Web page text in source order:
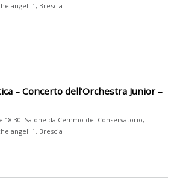
1, Brescia
– Concerto dell’Orchestra Junior –
18.30. Salone da Cemmo del Conservatorio,
1, Brescia